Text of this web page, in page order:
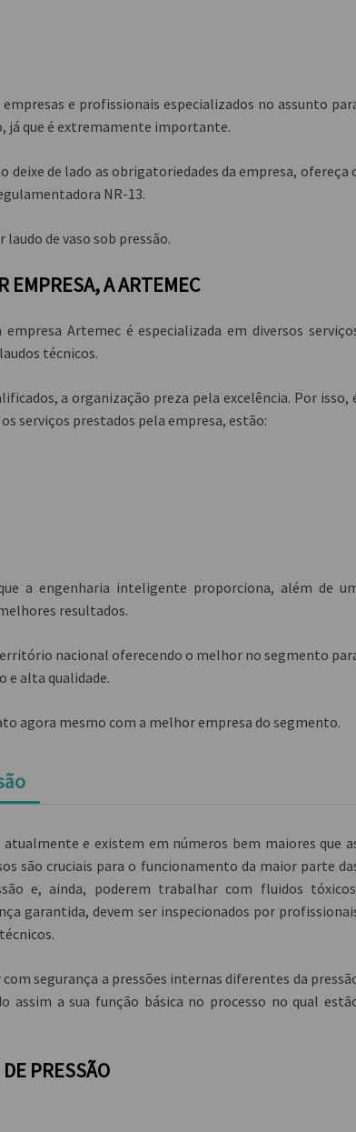
e profissionais especializados no assunto
, já que é extremamente importante.
de lado as obrigatoriedades da empresa, ofereça
NR-13.
laudo de vaso sob pressão.
EMPRESA, A ARTEMEC
Artemec é especializada em diversos
técnicos.
a organização preza pela excelência. Por isso,
serviços prestados pela empresa, estão:
a engenharia inteligente proporciona, além de
resultados.
nacional oferecendo o melhor no segmento
e alta qualidade.
agora mesmo com a melhor empresa do segmento.
e existem em números bem maiores que
são cruciais para o funcionamento da maior parte
e, ainda, poderem trabalhar com fluidos
garantida, devem ser inspecionados por
segurança a pressões internas diferentes da
assim a sua função básica no processo no qual
DE PRESSÃO